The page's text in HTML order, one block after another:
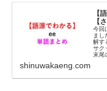
【
【
今回
まし
解す
サク
末尾
shinuwakaeng.com